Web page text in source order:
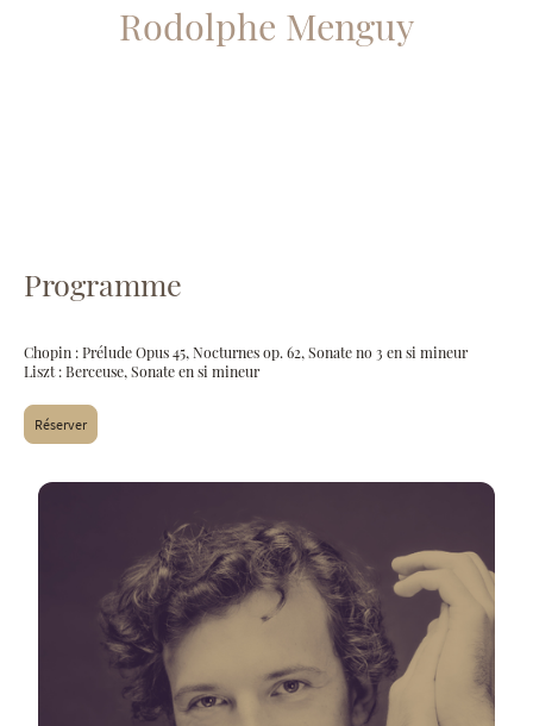
Rodolphe Menguy
Programme
Chopin : Prélude Opus 45, Nocturnes op. 62, Sonate no 3 en si mineur
Liszt : Berceuse, Sonate en si mineur
Réserver